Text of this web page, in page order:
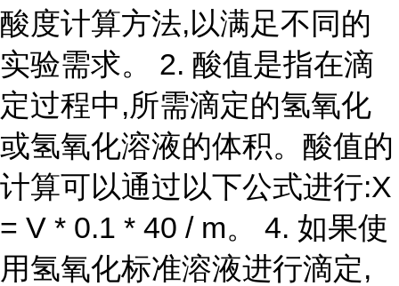
酸度计算方法,以满足不同的
实验需求。 2. 酸值是指在滴
定过程中,所需滴定的氢氧化
或氢氧化溶液的体积。酸值的
计算可以通过以下公式进行:X
= V * 0.1 * 40 / m。 4. 如果使
用氢氧化标准溶液进行滴定,